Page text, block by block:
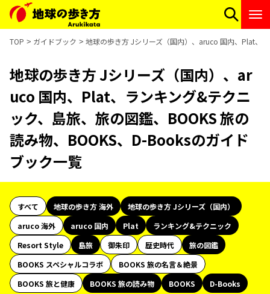
TOP ガイドブック 地球の歩き方 Jシリーズ（国内）、aruco 国内、Plat、
地球の歩き方 Jシリーズ（国内）、ar
uco 国内、Plat、ランキング&テクニ
ック、島旅、旅の図鑑、BOOKS 旅の
読み物、BOOKS、D-Booksのガイド
ブック一覧
すべて 地球の歩き方 海外
地球の歩き方 Jシリーズ（国内）
aruco 海外
aruco 国内 Plat
ランキング&テクニック
Resort Style
島旅 御朱印 歴史時代
旅の図鑑
BOOKS スペシャルコラボ
BOOKS 旅の名言＆絶景
BOOKS 旅と健康
BOOKS 旅の読み物 BOOKS
D-Books